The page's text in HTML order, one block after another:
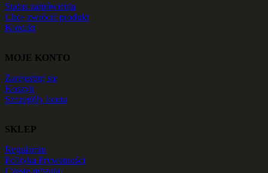
Status zamówienia
Chcę zwrócić produkt
Kontakt
MOJE KONTO
Zarejestruj się
Koszyk
Szczegóły konta
SKLEP
Regulamin
Polityka Prywatności
Częste pytania